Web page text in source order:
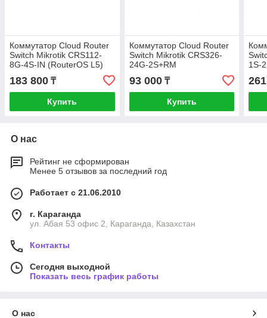
Коммутатор Cloud Router
Switch Mikrotik CRS112-
8G-4S-IN (RouterOS L5)
183 800 ₸
Купить
Коммутатор Cloud Router
Switch Mikrotik CRS326-
24G-2S+RM
93 000₸
Купить
1S-
О нас
Рейтинг не сформирован
Менее 5 отзывов за последний год
Работает с 21.06.2010
г. Караганда
ул. Абая 53 офис 2, Караганда, Казахстан
Контакты
Сегодня выходной
Показать весь график работы
О нас